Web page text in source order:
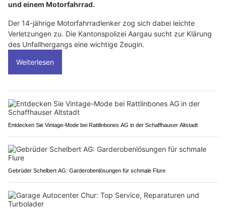
und einem Motorfahrrad.
Der 14-jährige Motorfahrradlenker zog sich dabei leichte
Verletzungen zu. Die Kantonspolizei Aargau sucht zur Klärung
des Unfallhergangs eine wichtige Zeugin.
Weiterlesen
Entdecken Sie Vintage-Mode bei Rattlinbones AG in der Schaffhauser Altstadt
Gebrüder Schelbert AG: Garderobenlösungen für schmale Flure